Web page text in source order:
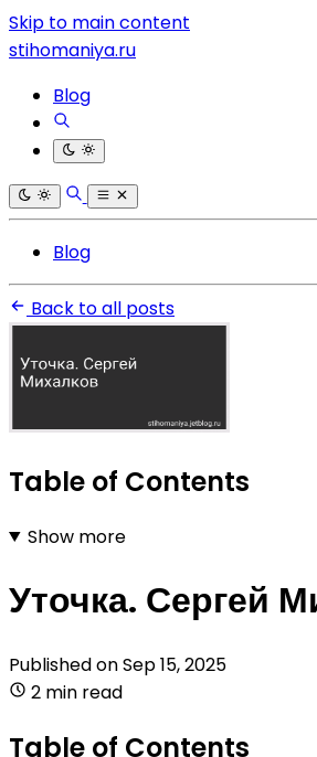
Skip to main content
stihomaniya.ru
Blog
Blog
Back to all posts
Table of Contents
Show more
Уточка. Сергей
Published onSep 15, 2025
2 min read
Table of Contents